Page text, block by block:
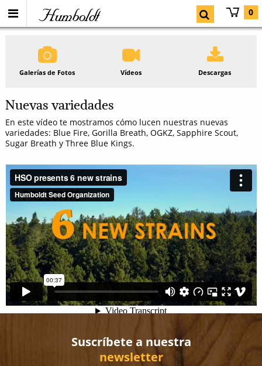
Humboldt 0
Galerías de Fotos Vídeos Descargas
Nuevas variedades
En este vídeo te mostramos cómo lucen nuestras nuevas
variedades: Blue Fire, Gorilla Breath, OGKZ, Sapphire Scout,
Sugar Breath y Three Blue Kings.
Suscríbete a nuestra
newsletter